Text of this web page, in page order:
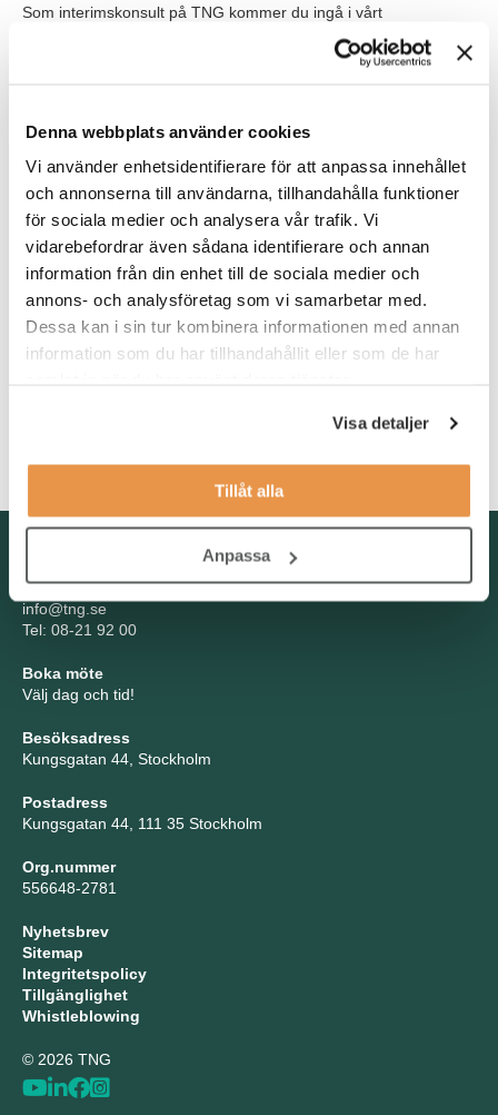
Denna webbplats använder cookies
Vi använder enhetsidentifierare för att anpassa innehållet
och annonserna till användarna, tillhandahålla funktioner
för sociala medier och analysera vår trafik. Vi
vidarebefordrar även sådana identifierare och annan
information från din enhet till de sociala medier och
annons- och analysföretag som vi samarbetar med.
Dessa kan i sin tur kombinera informationen med annan
information som du har tillhandahållit eller som de har
Visa detaljer
Tillåt alla
Anpassa
Som interimskonsult på TNG kommer du ingå i vårt
konsultnätverk och vi kommer matcha dig med inkommande
Våra förväntningar
F-skattsedel.
Gedigen erfarenhet inom HR och som HR-chef.
En passion för att arbeta i olika företagskulturer och
förmågan att snabbt anpassa dig till nya miljöer.
Starka ledarskapsförmågor och förmågan att påverka och
TNG Group AB
info@tng.se
Tel: 08-21 92 00
Boka möte
Välj dag och tid!
Besöksadress
Kungsgatan 44, Stockholm
Postadress
Kungsgatan 44, 111 35 Stockholm
Org.nummer
556648-2781
Nyhetsbrev
Sitemap
Integritetspolicy
Tillgänglighet
Whistleblowing
© 2026 TNG